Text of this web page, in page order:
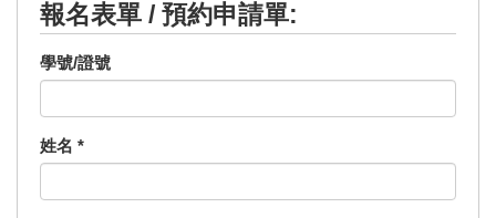
報名表單 / 預約申請單:
學號/證號
姓名 *